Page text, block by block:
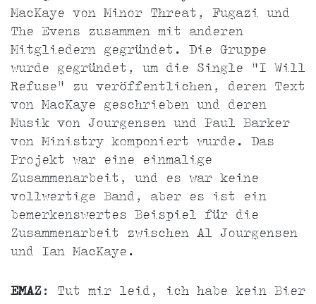
MacKaye von Minor Threat, Fugazi und
The Evens zusammen mit anderen
Mitgliedern gegründet. Die Gruppe
wurde gegründet, um die Single "I Will
Refuse" zu veröffentlichen, deren Text
von MacKaye geschrieben und deren
Musik von Jourgensen und Paul Barker
von Ministry komponiert wurde. Das
Projekt war eine einmalige
Zusammenarbeit, und es war keine
vollwertige Band, aber es ist ein
bemerkenswertes Beispiel für die
Zusammenarbeit zwischen Al Jourgensen
und Ian MacKaye.
EMAZ : Tut mir leid, ich habe kein Bier